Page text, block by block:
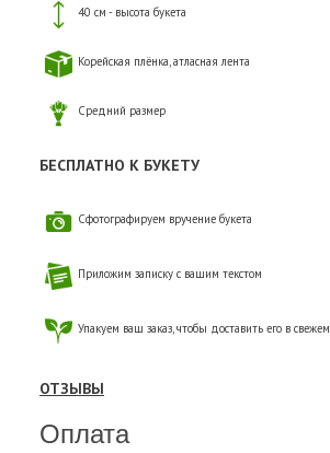
40 см - высота букета
Корейская плёнка, атласная лента
Средний размер
БЕСПЛАТНО К БУКЕТУ
Сфотографируем вручение букета
Приложим записку с вашим текстом
Упакуем ваш заказ, чтобы доставить его в
ОТЗЫВЫ
Оплата